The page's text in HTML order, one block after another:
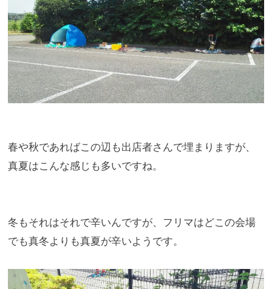
春や秋であればこの辺も出店者さんで埋まりますが、
真夏はこんな感じも多いですね。
冬もそれはそれで辛いんですが、 フリマはどこの会場
でも真冬よりも真夏が辛いようです。